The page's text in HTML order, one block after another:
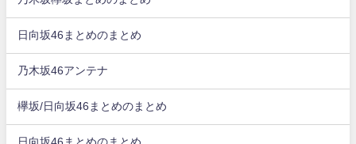
日向坂46まとめのまとめ
乃木坂46アンテナ
欅坂/日向坂46まとめのまとめ